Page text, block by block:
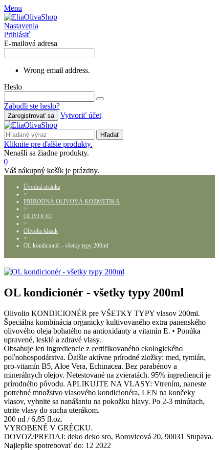
Menu
Nastavenia
Prihlásiť
E-mailová adresa
Wrong email address.
Heslo
Zabudli ste heslo?
Zaregistrovať sa Vytvoriť účet
Hľadať
Kliknite pre ďalšie produkty.
Nenašli sa žiadne produkty.
0
Váš nákupný košík je prázdny.
Úvodná stránka
>
PRÍRODNÁ OLIVOVÁ KOZMETIKA
>
OLIVOLIO
>
Olivolio klasik
>
OL kondicionér - všetky typy 200ml
OL kondicionér - všetky typy 200ml
Olivolio KONDICIONÉR pre VŠETKY TYPY vlasov 200ml.
Špeciálna kombinácia organicky kultivovaného extra panenského
olivového oleja bohatého na antioxidanty a vitamín E. • Ponúka
upravené, lesklé a zdravé vlasy.
Obsahuje len ingrediencie z certifikovaného ekologického
poľnohospodárstva. Ďalšie aktívne prírodné zložky: med, tymián,
pro-vitamín B5, Aloe Vera, Echinacea. Bez parabénov a
minerálnych olejov. Netestované na zvieratách. 95% ingrediencií je
prírodného pôvodu. APLIKUJTE NA VLASY: Vtrením, naneste
potrebné množstvo vlasového kondicionéra, LEN na končeky
vlasov, vyhnite sa nanášaniu na pokožku hlavy. Po 2-3 minútach,
utrite vlasy do sucha uterákom.
200 ml / 6,85 fl.oz.
VYROBENÉ V GRÉCKU.
DOVOZ/PREDAJ: deko deko sro, Borovicová 20, 90031 Stupava.
Najlepšie spotrebovať do: 12 2022